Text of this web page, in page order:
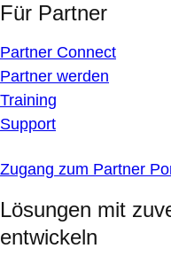
Für Partner
Partner Connect
Partner werden
Training
Support
Zugang zum Partner
Lösungen mit
entwickeln